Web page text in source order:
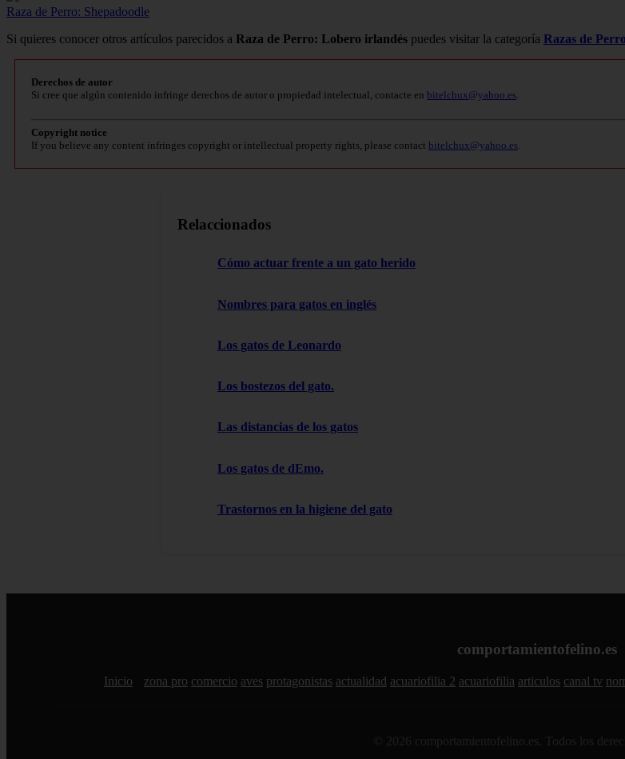
Raza de Perro: Shepadoodle
Si quieres conocer otros artículos parecidos a Raza de Perro: Lobero irlandés puedes visitar la categoría Razas de
Derechos de autor
Si cree que algún contenido infringe derechos de autor o propiedad intelectual, contacte en bitelchux@yahoo.es
Copyright notice
If you believe any content infringes copyright or intellectual property rights, please contact bitelchux@yahoo.es
Relaccionados
Cómo actuar frente a un gato herido
Nombres para gatos en inglés
Los gatos de Leonardo
Los bostezos del gato.
Las distancias de los gatos
Los gatos de dEmo.
Trastornos en la higiene del gato
comportamientofelino.es
Inicio zona pro comercio aves protagonistas actualidad acuariofilia 2 acuariofilia articulos canal tv
© 2026 comportamientofelino.es. Todos los